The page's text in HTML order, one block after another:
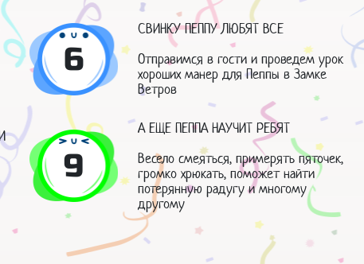
6
СВИНКУ ПЕППУ ЛЮБЯТ ВСЕ
Отправимся в гости и проведем урок
хороших манер для Пеппы в Замке
Ветров
9
А ЕЩЕ ПЕППА НАУЧИТ РЕБЯТ
Весело смеяться, примерять пяточек,
громко хрюкать, поможет найти
потерянную радугу и многому
другому